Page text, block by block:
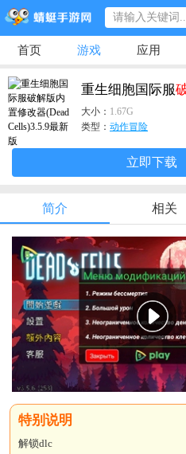
首页 游戏 应用
专题
重生细胞国际服
大小： 1.67G
类型： 动作冒险
立即下载
简介 相关
解锁dlc